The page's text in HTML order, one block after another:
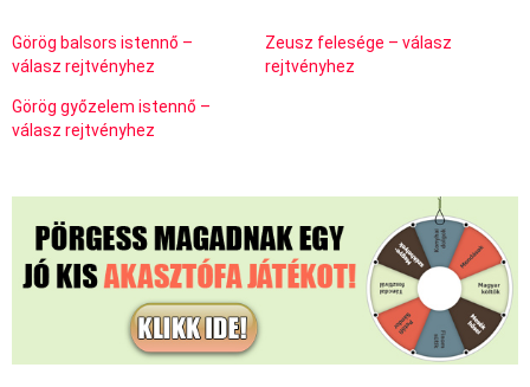
Görög balsors istennő –
válasz rejtvényhez
Zeusz felesége – válasz
rejtvényhez
Görög győzelem istennő –
válasz rejtvényhez